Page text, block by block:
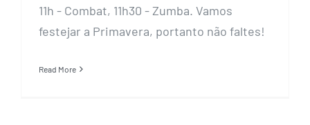
11h - Combat, 11h30 - Zumba. Vamos
festejar a Primavera, portanto não faltes!
Read More